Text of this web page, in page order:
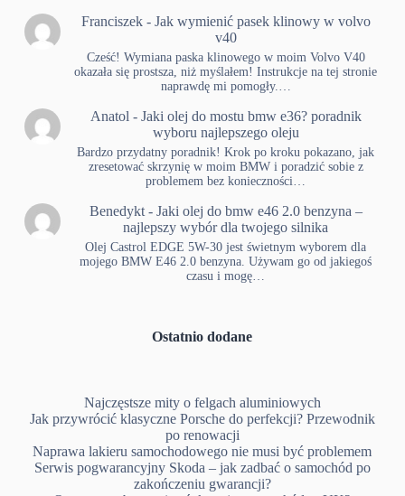
Franciszek- Jak wymienić pasek klinowy w volvo
v40
Cześć! Wymiana paska klinowego w moim Volvo V40
okazała się prostsza, niż myślałem! Instrukcje na tej stronie
naprawdę mi pomogły.…
Anatol - Jaki olej do mostu bmw e36? poradnik
wyboru najlepszego oleju
Bardzo przydatny poradnik! Krok po kroku pokazano, jak
zresetować skrzynię w moim BMW i poradzić sobie z
problemem bez konieczności…
Benedykt- Jaki olej do bmw e46 2.0 benzyna –
najlepszy wybór dla twojego silnika
Olej Castrol EDGE 5W-30 jest świetnym wyborem dla
mojego BMW E46 2.0 benzyna. Używam go od jakiegoś
czasu i mogę…
Ostatnio dodane
Najczęstsze mity o felgach aluminiowych
Jak przywrócić klasyczne Porsche do perfekcji? Przewodnik
po renowacji
Naprawa lakieru samochodowego nie musi być problemem
Serwis pogwarancyjny Skoda – jak zadbać o samochód po
zakończeniu gwarancji?